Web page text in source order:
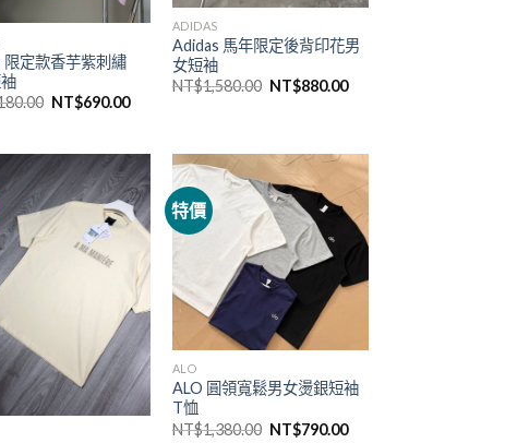
限定款香芋紫刺繡
NT$690.00
ADIDAS
Adidas 馬年限定後背印花男
女短袖
NT$1,580.00 NT$880.00
特價
ALO
ALO 圓領寬鬆男女燙銀短袖
T恤
NT$1,380.00 NT$790.00